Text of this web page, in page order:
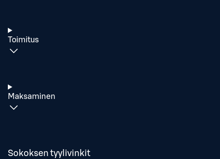
Toimitus
Maksaminen
Sokoksen tyylivinkit